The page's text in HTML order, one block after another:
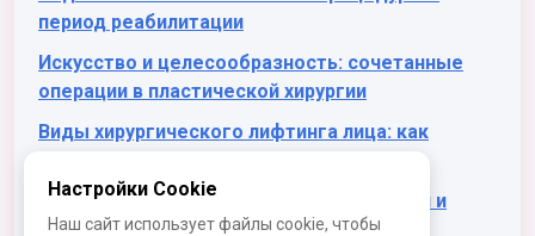
период реабилитации
Искусство и целесообразность: сочетанные
операции в пластической хирургии
Виды хирургического лифтинга лица: как
Носогубные складки: причины появления и
коррекция
Настройки Cookie
Наш сайт использует файлы cookie, чтобы